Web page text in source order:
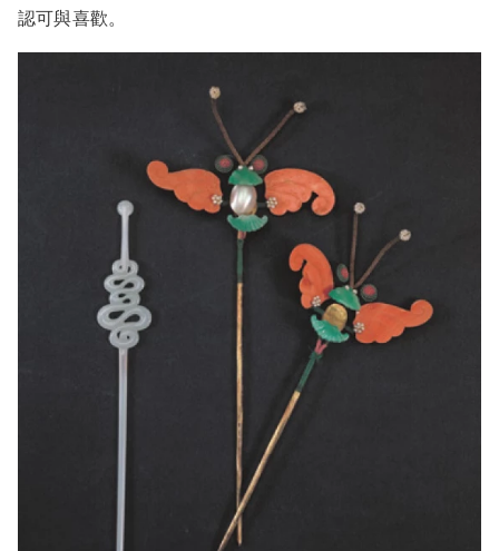
認可與喜歡。